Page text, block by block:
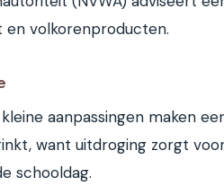
volkorenproducten.
aanpassingen maken
want uitdroging zorgt
schooldag.